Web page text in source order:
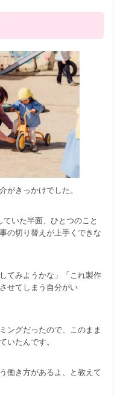
がきっかけでした。
いた半面、ひとつのこと
の切り替えが上手くできな
てみようかな」「これ製作
せてしまう自分がい
ングだったので、このまま
いたんです。
働き方があるよ、と教えて